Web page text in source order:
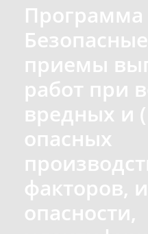
Программа
приемы
работ при
вредных и
опасных
факторов,
опасности,